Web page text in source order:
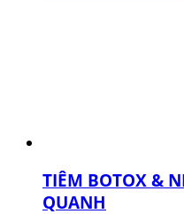
TIÊM BOTOX &
QUANH